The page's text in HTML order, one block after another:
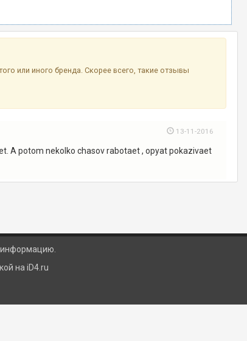
или иного бренда. Скорее всего, такие отзывы
13-11-2016
A potom nekolko chasov rabotaet , opyat pokazivaet
информацию.
на iD4.ru